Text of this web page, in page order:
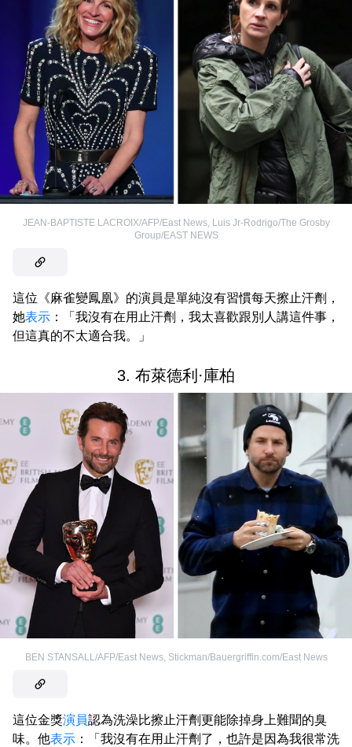
JEAN-BAPTISTE LACROIX/AFP/East News, Luis Jr-Rodrigo/The Grosby
Group/EAST NEWS
這位《麻雀變鳳凰》的演員是單純沒有習慣每天擦止汗劑，
她表示 ：「我沒有在用止汗劑，我太喜歡跟別人講這件事，
但這真的不太適合我。」
3. 布萊德利·庫柏
BEN STANSALL/AFP/East News, Stickman/Bauergriffin.com/East News
這位金獎演員認為洗澡比擦止汗劑更能除掉身上難聞的臭
味。他表示 ：「我沒有在用止汗劑了，也許是因為我很常洗